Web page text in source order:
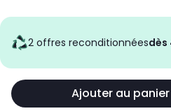
2 offres reconditionnées
Ajouter au panier